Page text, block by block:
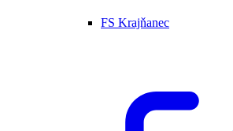
FS Krajňanec